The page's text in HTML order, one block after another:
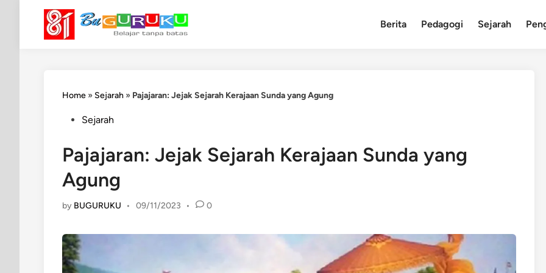
content
Berita Pedagogi Sejarah
Home » Sejarah » Pajajaran: Jejak Sejarah Kerajaan Sunda yang Agung
PostedSejarah
Pajajaran: Jejak Sejarah Kerajaan Sunda yang
Agung
by BUGURUKU • 09/11/2023 • 0